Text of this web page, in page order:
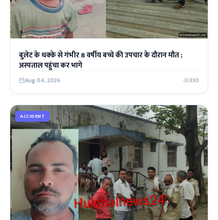
बुलेट के धक्के से गंभीर 8 वर्षीय बच्चे की उपचार के दौरान मौत ;
अस्पताल पहुंचा कर भागे
Aug 04, 2026 330
ACCIDENT